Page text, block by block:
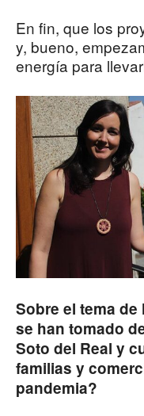
En fin, que los
y, bueno,
energía para
Sobre el tema
se han tomado
Soto del Real y
familias y
pandemia?